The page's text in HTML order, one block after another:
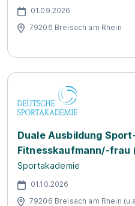
01.09.2026
79206 Breisach am Rhein
Duale Ausbildung
Fitnesskaufmann/-frau
Sportakademie
01.10.2026
79206 Breisach am Rhein